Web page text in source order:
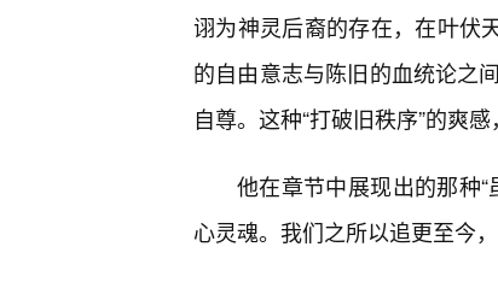
诩为神灵后裔的存在，在叶伏
的自由意志与陈旧的血统论之
自尊。这种“打破旧秩序”的爽
他在章节中展现出的那种
心灵魂。我们之所以追更至今